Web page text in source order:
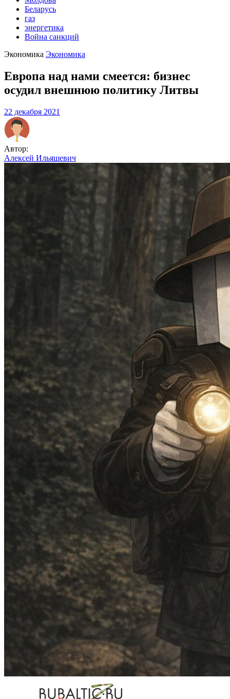
Беларусь
газ
энергетика
Война санкций
Экономика Экономика
Европа над нами смеется: бизнес
осудил внешнюю политику Литвы
22 декабря 2021
Автор:
Алексей Ильяшевич